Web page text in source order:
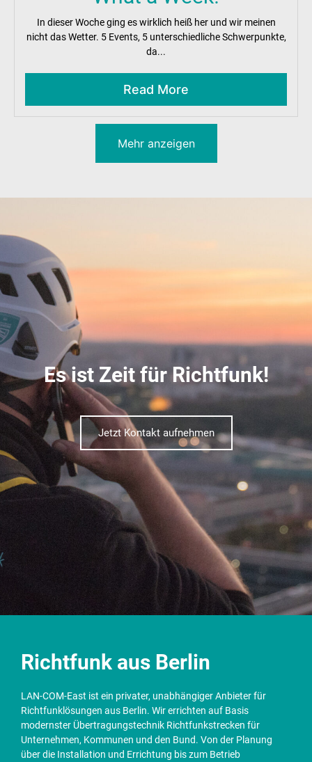
In dieser Woche ging es wirklich heiß her und wir meinen
nicht das Wetter. 5 Events, 5 unterschiedliche Schwerpunkte,
da...
Read More
Mehr anzeigen
Es ist Zeit für Richtfunk!
Jetzt Kontakt aufnehmen
Richtfunk aus Berlin
LAN-COM-East ist ein privater, unabhängiger Anbieter für
Richtfunklösungen aus Berlin. Wir errichten auf Basis
modernster Übertragungstechnik Richtfunkstrecken für
Unternehmen, Kommunen und den Bund. Von der Planung
über die Installation und Errichtung bis zum Betrieb